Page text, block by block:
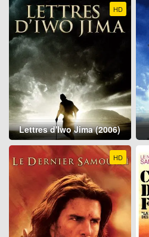
HD
Lettres d'Iwo Jima (2006)
HD